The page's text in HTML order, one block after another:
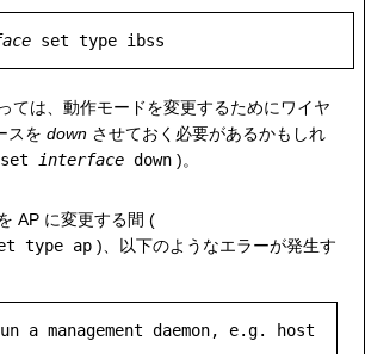
ては、動作モードを変更するためにワイヤ
スを down させておく必要があるかもしれ
interface down )。
AP に変更する間 (
type ap )、以下のようなエラーが発生す
a management daemon, e.g. host